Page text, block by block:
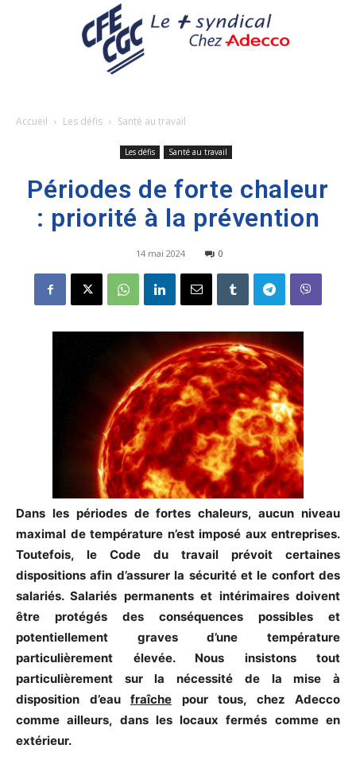
Accueil Les défis Santé au travail
Les défis Santé au travail
Périodes de forte chaleur
: priorité à la prévention
14 mai 2024 0
Dans les périodes de fortes chaleurs, aucun niveau
maximal de température n’est imposé aux entreprises.
Toutefois, le Code du travail prévoit certaines
dispositions afin d’assurer la sécurité et le confort des
salariés. Salariés permanents et intérimaires doivent
être protégés des conséquences possibles et
potentiellement graves d’une température
particulièrement élevée. Nous insistons tout
particulièrement sur la nécessité de la mise à
disposition d’eau fraîche pour tous, chez Adecco
comme ailleurs, dans les locaux fermés comme en
extérieur.